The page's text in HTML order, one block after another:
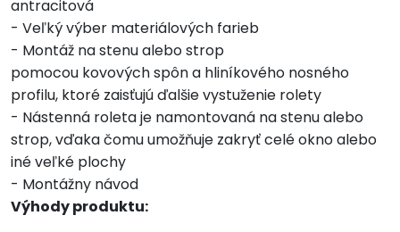
antracitová
- Veľký výber materiálových farieb
- Montáž na stenu alebo strop
pomocou kovových spôn a hliníkového nosného
profilu, ktoré zaisťujú ďalšie vystuženie rolety
- Nástenná roleta je namontovaná na stenu alebo
strop, vďaka čomu umožňuje zakryť celé okno alebo
iné veľké plochy
- Montážny návod
Výhody produktu: